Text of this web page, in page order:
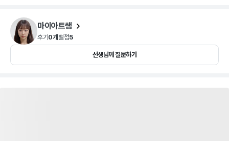
마이아트쌤
후기 0개 별점5
선생님께 질문하기